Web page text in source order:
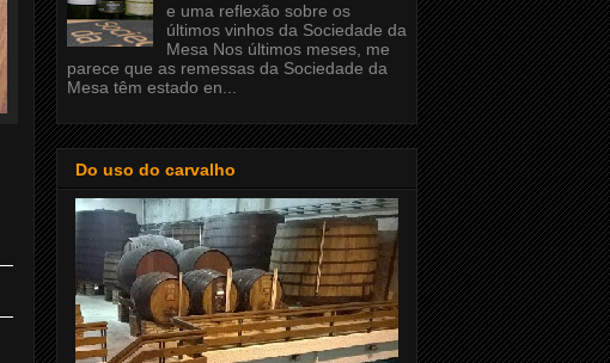
e uma reflexão sobre os
últimos vinhos da Sociedade da
Mesa Nos últimos meses, me
parece que as remessas da Sociedade da
Mesa têm estado en...
Do uso do carvalho